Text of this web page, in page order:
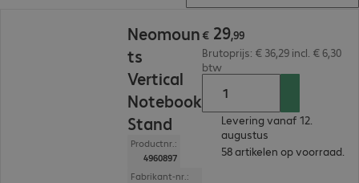
Neomoun
ts
Vertical
Notebook
Stand
Productnr.:
4960897
Fabrikant-nr.:
€ 29,99
Brutoprijs: € 36,29 incl. € 6,30
btw
Levering vanaf 12.
augustus
58 artikelen op voorraad.